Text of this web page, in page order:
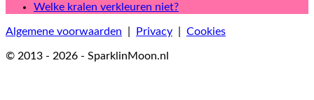
Welke kralen verkleuren niet?
Algemene voorwaarden Privacy Cookies
© 2013 - 2026 - SparklinMoon.nl